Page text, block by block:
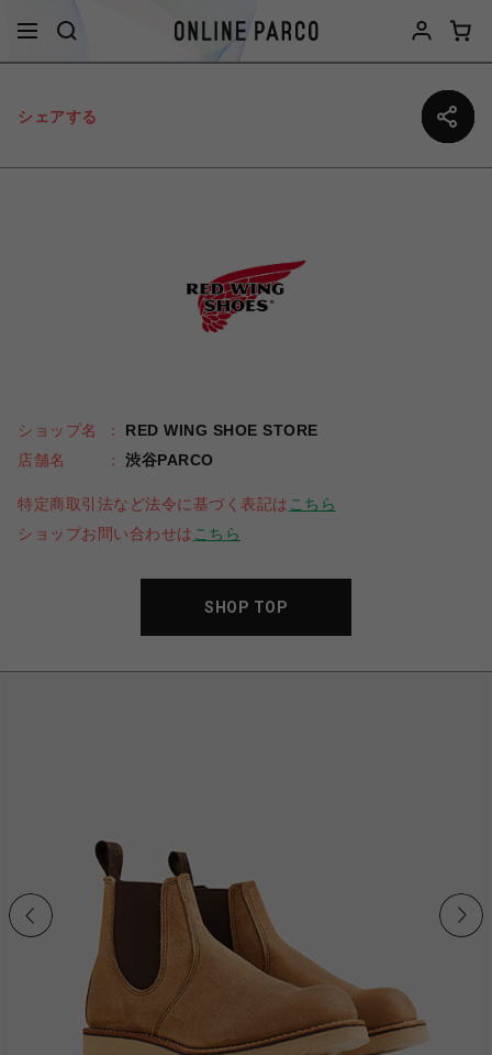
シェアする
ショップ名
RED WING SHOE STORE
店舗名
渋谷PARCO
特定商取引法など法令に基づく表記は こちら
ショップお問い合わせは こちら
SHOP TOP